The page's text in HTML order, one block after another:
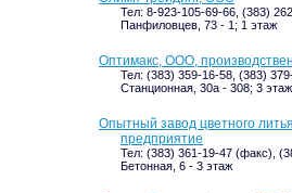
Тел: 8-923-105-69-66, (383)
Панфиловцев, 73 - 1; 1 этаж
Оптимакс, ООО,
Тел: (383) 359-16-58, (383)
Станционная, 30а - 308; 3 этаж
Опытный завод цветного
предприятие
Тел: (383) 361-19-47 (факс),
Бетонная, 6 - 3 этаж